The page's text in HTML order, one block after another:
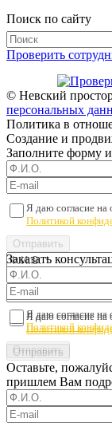
Поиск по сайту
Проверить
© Невский
персональных
Политика в
Создание и
Заполните форму
Я даю согласие на
Политикой
Заказать
Я даю согласие на
Политикой
Я даю согласие на
Политикой
Оставьте,
пришлем Вам